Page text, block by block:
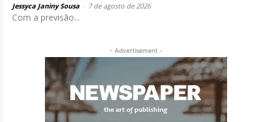
Jessyca Janiny Sousa 7 de agosto de 2026
Com a previsão...
- Advertisement -